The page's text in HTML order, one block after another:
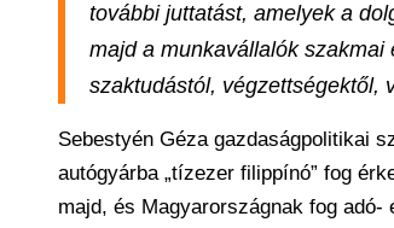
további juttatást, amelyek a
majd a munkavállalók
szaktudástól, végzettségektől,
Sebestyén Géza gazdaságpolitikai
autógyárba „tízezer filippínó” fog
majd, és Magyarországnak fog